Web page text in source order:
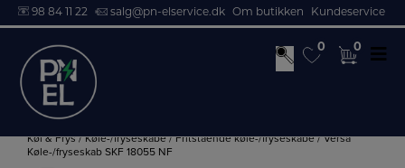
til
indholdet
98 84 11 22 salg@pn-elservice.dk Om butikken Kundeservice
0
0 0
0
Køl & Frys/Køle-/fryseskabe/Fritstående køle-/fryseskabe/ Versa
Køle-/fryseskab SKF 18055 NF